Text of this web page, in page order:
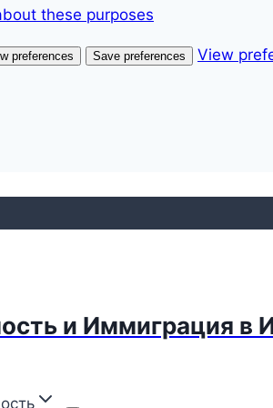
these purposes
preferences Save preferences View
и Иммиграция в